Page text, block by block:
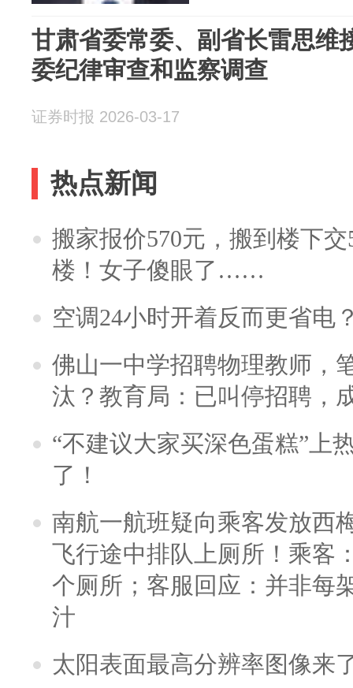
甘肃省委常委、副省长雷思维
委纪律审查和监察调查
证券时报 2026-03-17
热点新闻
搬家报价570元，搬到楼下
楼！女子傻眼了……
空调24小时开着反而更省电
佛山一中学招聘物理教师，
汰？教育局：已叫停招聘，
“不建议大家买深色蛋糕”上
了！
南航一航班疑向乘客发放西
飞行途中排队上厕所！乘客
个厕所；客服回应：并非每
汁
太阳表面最高分辨率图像来